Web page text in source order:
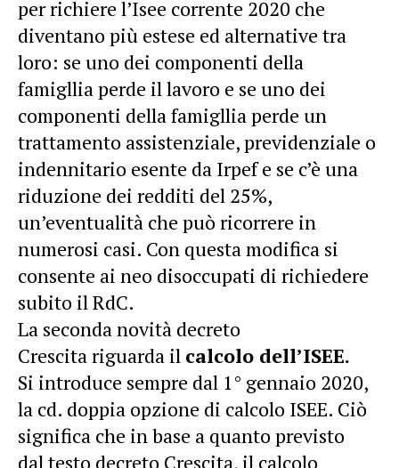
per richiere l’Isee corrente 2020 che
diventano più estese ed alternative tra
loro: se uno dei componenti della
famigllia perde il lavoro e se uno dei
componenti della famigllia perde un
trattamento assistenziale, previdenziale o
indennitario esente da Irpef e se c’è una
riduzione dei redditi del 25%,
un’eventualità che può ricorrere in
numerosi casi. Con questa modifica si
consente ai neo disoccupati di richiedere
subito il RdC.
La seconda novità decreto
Crescita riguarda il calcolo dell’ISEE.
Si introduce sempre dal 1° gennaio 2020,
la cd. doppia opzione di calcolo ISEE. Ciò
significa che in base a quanto previsto
dal testo decreto Crescita, il calcolo